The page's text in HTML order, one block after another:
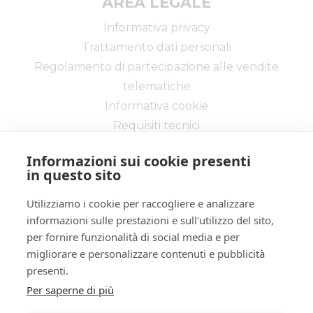
false
true
2415109
LOTTO UNICO
Genere lotto
IMMOBILI
Categoria
IMMOBILE RESIDENZIALE
Indirizzo
Via Martiri della Libertà 49
Città
26010
Città
Robecco d'Oglio
Provincia
Cremona
Via delle Industrie, 20 - Cremona 26100 -
CR
Tel:037220200| Fax:0372/458077
Email:
Informativa privacy
Trattamento dati personali
Regolamento di partecipazione alle vendite
telematiche
Informativa cookie
Requisiti tecnici
Informazioni sui cookie presenti
in questo sito
Utilizziamo i cookie per raccogliere e analizzare
informazioni sulle prestazioni e sull'utilizzo del sito,
per fornire funzionalità di social media e per
migliorare e personalizzare contenuti e pubblicità
presenti.
Per saperne di più